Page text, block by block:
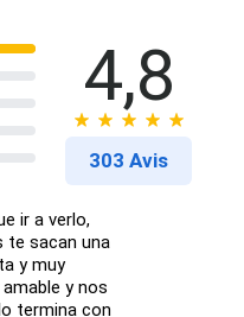
4,8
303 Avis
ir a verlo,
te sacan una
y muy
y nos
termina con